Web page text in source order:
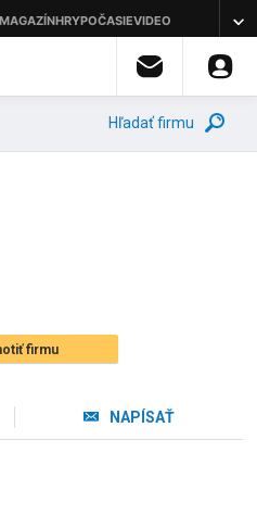
Hľadať firmu
firmu
NAPÍSAŤ